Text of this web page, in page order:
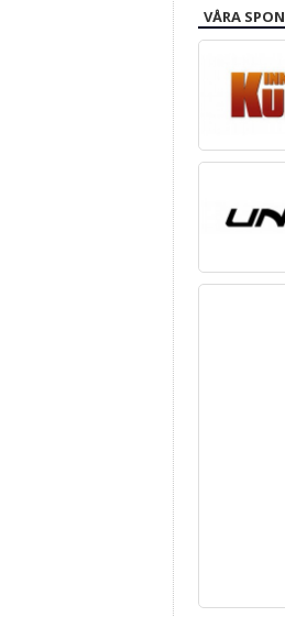
VÅRA